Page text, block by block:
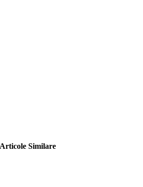
Articole Similare